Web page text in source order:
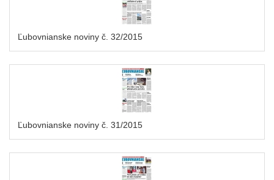
Ľubovnianske noviny č. 32/2015
Ľubovnianske noviny č. 31/2015